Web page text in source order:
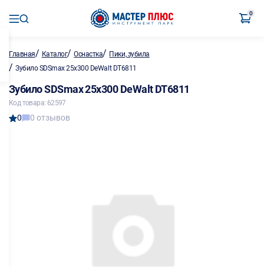
0
Главная/ Каталог/Оснастка/ Пики, зубила
/ Зубило SDSmax 25х300 DeWalt DT6811
Зубило SDSmax 25х300 DeWalt DT6811
Код товара: 62597
0 0 отзывов